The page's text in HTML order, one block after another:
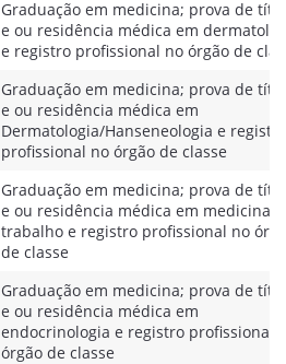
Graduação em medicina; prova de
e ou residência médica em
e registro profissional no órgão de
Graduação em medicina; prova de
e ou residência médica em
Dermatologia/Hanseneologia e registro
profissional no órgão de classe
Graduação em medicina; prova de
e ou residência médica em medicina
trabalho e registro profissional no
de classe
Graduação em medicina; prova de
e ou residência médica em
endocrinologia e registro profissional
órgão de classe